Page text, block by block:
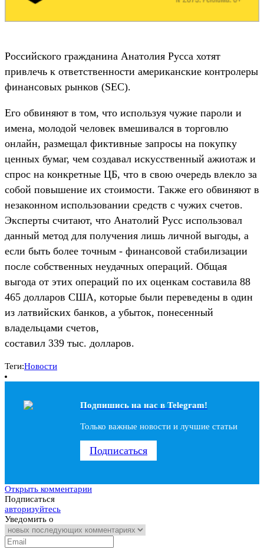
Российского гражданина Анатолия Русса хотят
привлечь к ответственности американские контролеры
финансовых рынков (SEC).
Его обвиняют в том, что используя чужие пароли и
имена, молодой человек вмешивался в торговлю
онлайн, размещал фиктивные запросы на покупку
ценных бумаг, чем создавал искусственный ажиотаж и
спрос на конкретные ЦБ, что в свою очередь влекло за
собой повышение их стоимости. Также его обвиняют в
незаконном использовании средств с чужих счетов.
Эксперты считают, что Анатолий Русс использовал
данный метод для получения лишь личной выгоды, а
если быть более точным - финансовой стабилизации
после собственных неудачных операций. Общая
выгода от этих операций по их оценкам составила 88
465 долларов США, которые были переведены в один
из латвийских банков, а убыток, понесенный
владельцами счетов,
составил 339 тыс. долларов.
Теги:Новости
Подпишись на наc в Telegram!
Только важные новости и лучшие статьи
Подписаться
Открыть комментарии
Подписаться
авторизуйтесь
Уведомить о